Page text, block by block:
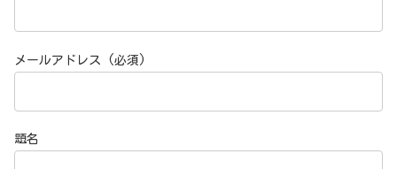
メールアドレス (必須)
題名